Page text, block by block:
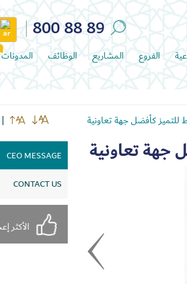
800 88 89
الفروع المشاريع الوظائف المدونات
للتميز كأفضل جهة تعاونية
جهة تعاونية CEO MESSAGE
CONTACT US
الأكثر